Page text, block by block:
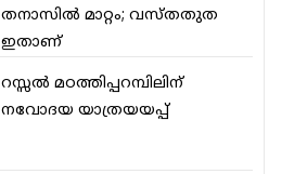
തനാസില്‍ മാറ്റം; വസ്തതുത
ഇതാണ്
റസ്സല്‍ മഠത്തിപ്പറമ്പിലിന്
നവോദയ യാത്രയയപ്പ്